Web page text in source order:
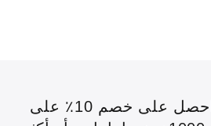
لفترة محدودة: احصل على خصم 10٪ على